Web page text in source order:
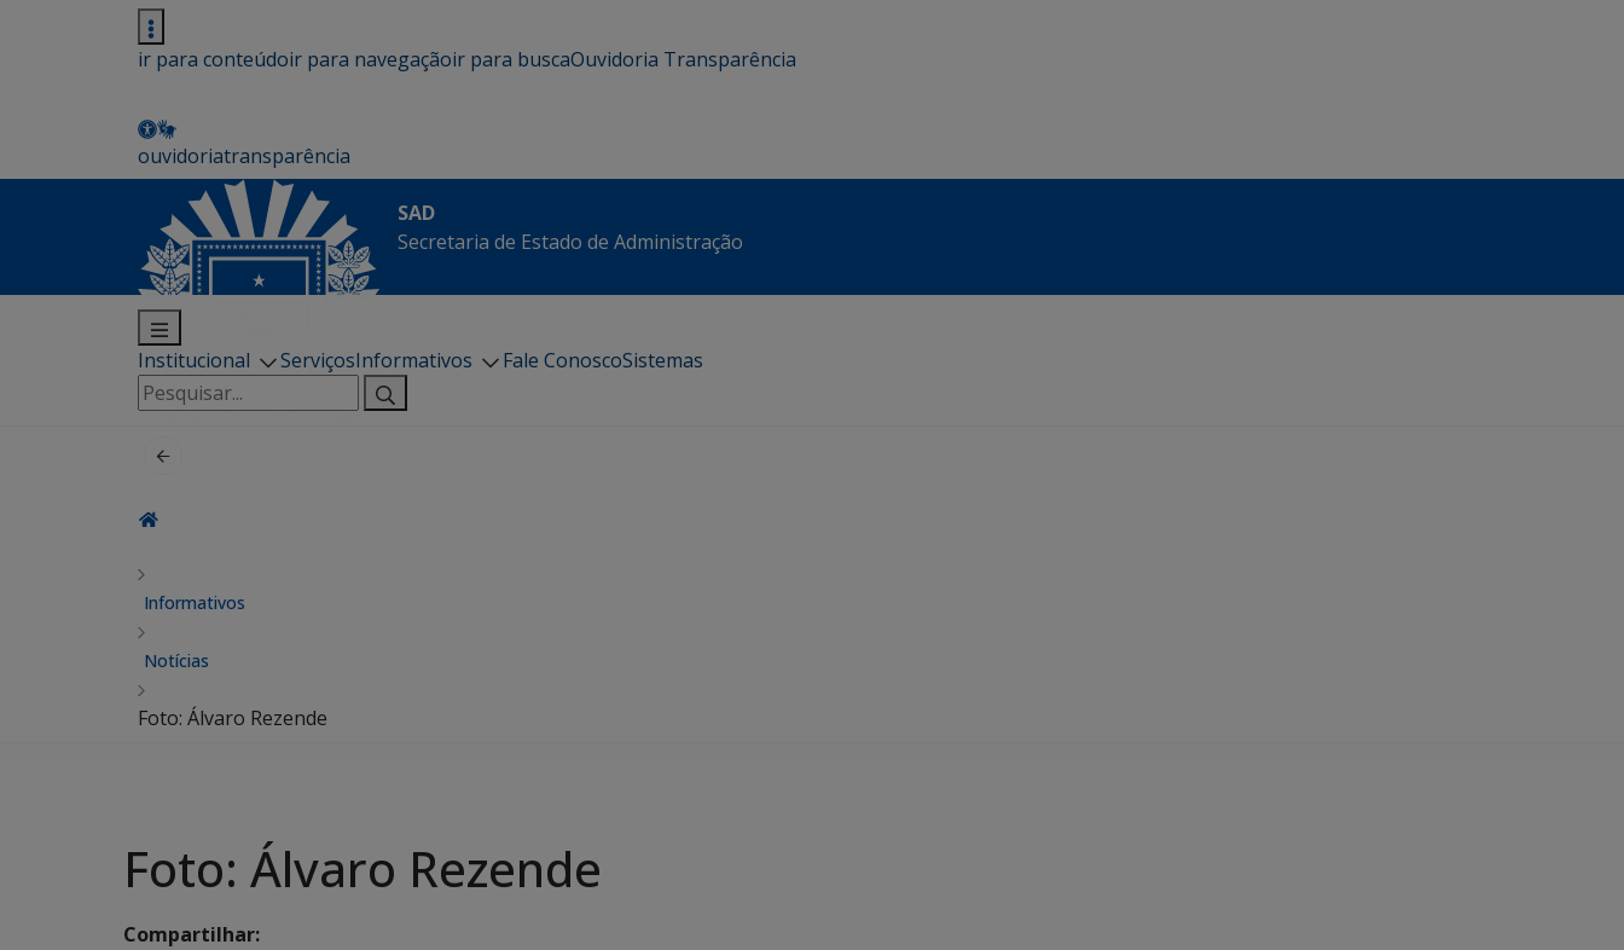
ir para conteúdoir para navegaçãoir para buscaOuvidoria Transparência
ouvidoriatransparência
SAD
Secretaria de Estado de Administração
Institucional ServiçosInformativos Fale ConoscoSistemas
Pesquisar
por:
Informativos
Notícias
Foto: Álvaro Rezende
Foto: Álvaro Rezende
Compartilhar: